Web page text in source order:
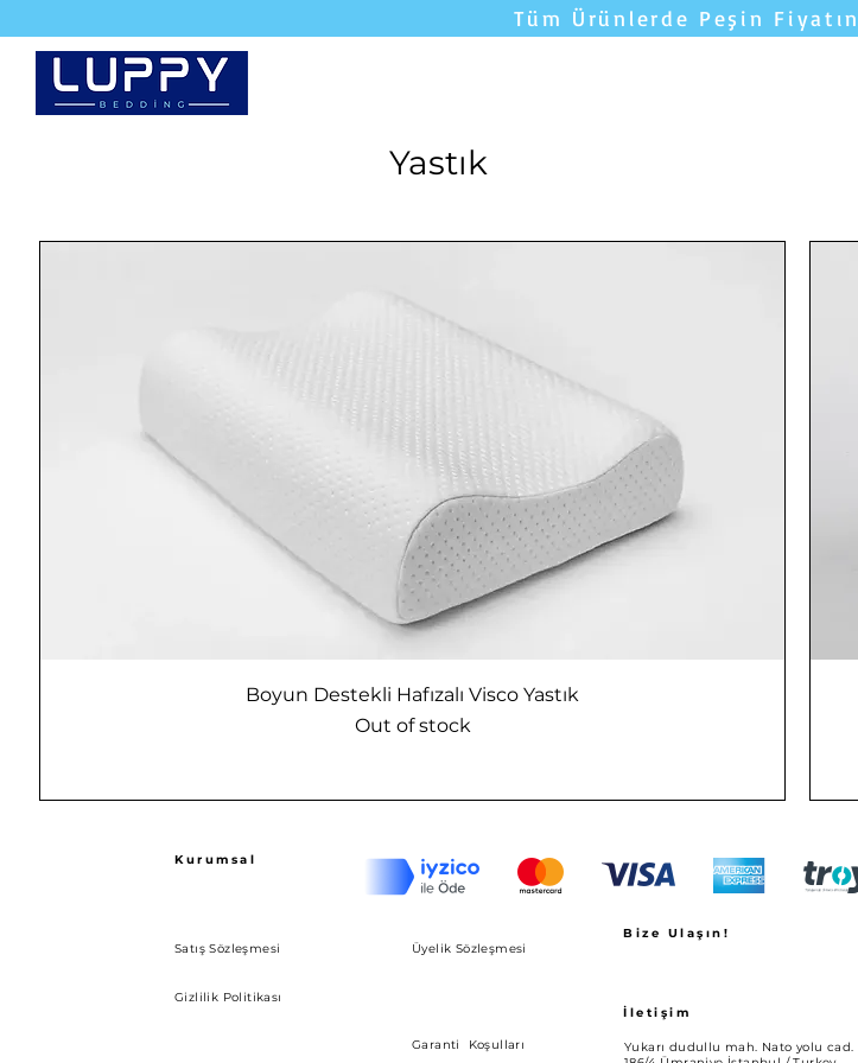
Tüm Ürünlerde Peşin
Yastık
Boyun Destekli Hafızalı Visco Yastık
Out of stock
Kurumsal
Bize Ulaşın!
Satış Sözleşmesi
Üyelik Sözleşmesi
Gizlilik Politikası
İletişim
Garanti Koşulları
Yukarı dudullu mah. Nato yolu cad.